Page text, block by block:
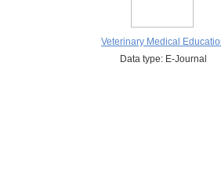
Veterinary Medical
Data type: E-Journal